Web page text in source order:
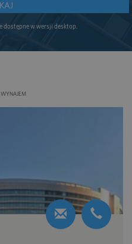
dostępne w wersji desktop.
WYNAJEM